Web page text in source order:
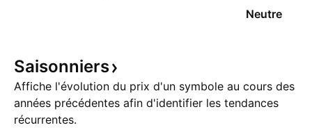
Neutre
Saisonniers
Affiche l'évolution du prix d'un symbole au cours des
années précédentes afin d'identifier les tendances
récurrentes.